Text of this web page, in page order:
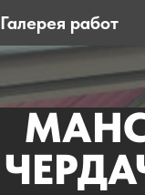
Галерея работ